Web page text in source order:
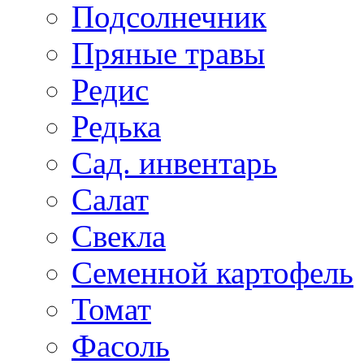
Подсолнечник
Пряные травы
Редис
Редька
Сад. инвентарь
Салат
Свекла
Семенной картофель
Томат
Фасоль